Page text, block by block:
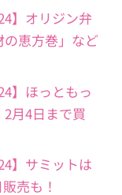
】オリジン弁
恵方巻」など
】ほっともっ
月4日まで買
】サミットは
売も！